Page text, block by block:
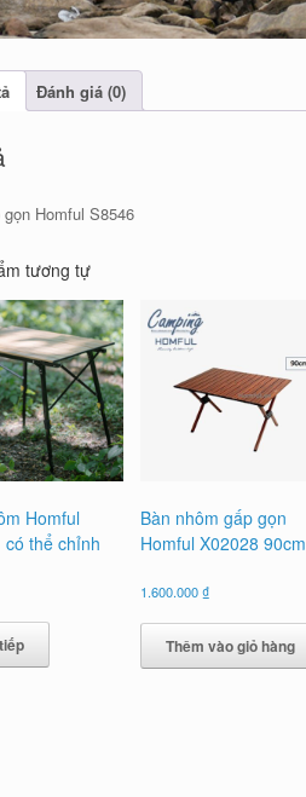
Đánh giá (0)
gọn Homful S8546
tương tự
Homful
có thể chỉnh
Bàn nhôm gấp gọn
Homful X02028 90cm
1.600.000₫
Thêm vào giỏ hàng